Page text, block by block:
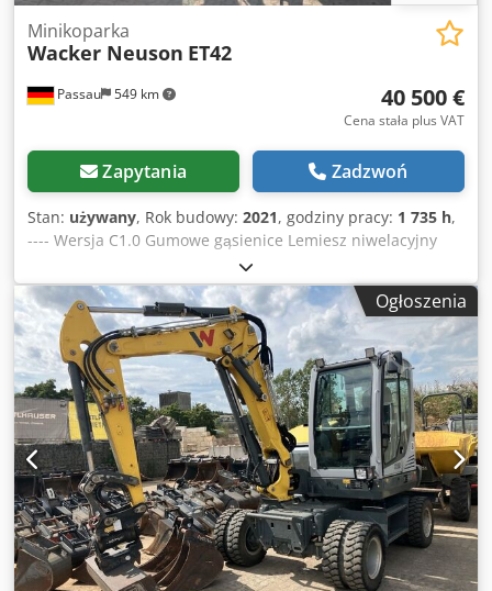
Passau 549 km
Minikoparka
Wacker Neuson ET42
40 500 €
Cena stała plus VAT
Zapytania Zadzwoń
Stan: używany, Rok budowy: 2021, godziny pracy: 1 735 h,
---- Wersja C1.0 Gumowe gąsienice Lemiesz niwelacyjny
Jednoczęściowe wysięgnik Automatyczna klimatyzacja
Trzeci obwód sterowania W zestawie: HS03 – system
obrotu i pochylania osprzętu Chodpfx Abeznhvyj AoaOgłoszenia